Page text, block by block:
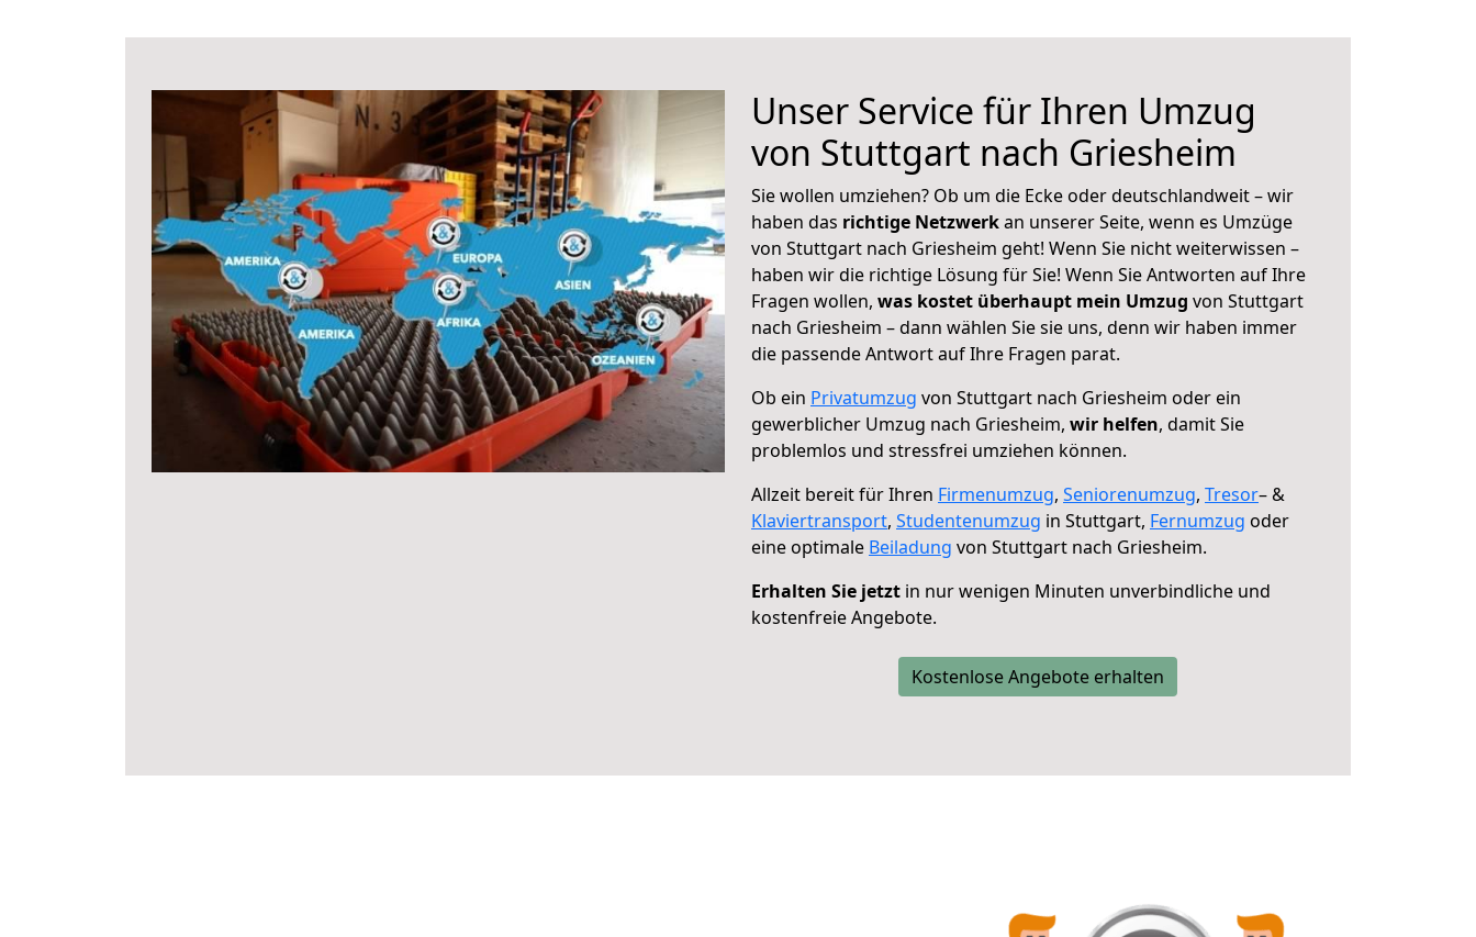
Unser Service für Ihren Umzug
von Stuttgart nach Griesheim
Sie wollen umziehen? Ob um die Ecke oder deutschlandweit – wir
haben das richtige Netzwerkan unserer Seite, wenn es Umzüge
von Stuttgart nach Griesheim geht! Wenn Sie nicht weiterwissen –
haben wir die richtige Lösung für Sie! Wenn Sie Antworten auf Ihre
Fragen wollen, was kostet überhaupt mein Umzug von Stuttgart
nach Griesheim – dann wählen Sie sie uns, denn wir haben immer
die passende Antwort auf Ihre Fragen parat.
Ob ein Privatumzug von Stuttgart nach Griesheim oder ein
gewerblicher Umzug nach Griesheim, wir helfen, damit Sie
problemlos und stressfrei umziehen können.
Allzeit bereit für Ihren Firmenumzug, Seniorenumzug, Tresor– &
Klaviertransport, Studentenumzug in Stuttgart, Fernumzug oder
eine optimale Beiladung von Stuttgart nach Griesheim.
Erhalten Sie jetzt in nur wenigen Minuten unverbindliche und
kostenfreie Angebote.
Kostenlose Angebote erhalten